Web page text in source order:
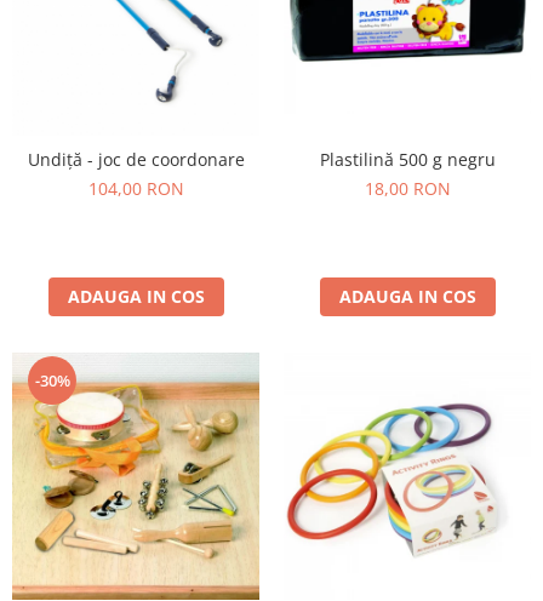
Jucarii de echilibru
Mingi terapeutice
Module din burete
Recunoasterea formelor
Diverse jucarii educative
Dezvoltarea limbajului
Figurine
Mobilier gradinita
Montessori
Spații de joacă
Educatie inovativa
Anatomie
Comunicare
Undiță - joc de coordonare
104,00 RON
ADAUGA IN COS
Plastilină 500 g negru
18,00 RON
ADAUGA IN COS
-30%